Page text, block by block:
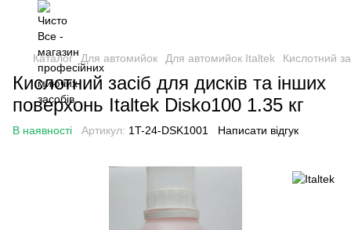
Каталог Для автомийок Для автомийок Italtek Кислотний
Кислотний засіб для дисків та інших
поверхонь Italtek Disko100 1.35 кг
В наявності Артикул: 1T-24-DSK1001 Написати відгук